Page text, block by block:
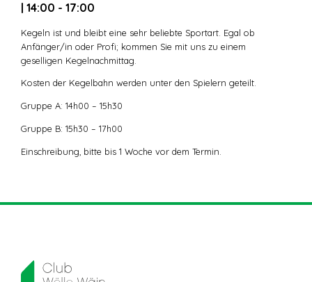
| 14:00 - 17:00
Kegeln ist und bleibt eine sehr beliebte Sportart. Egal ob
Anfänger/in oder Profi; kommen Sie mit uns zu einem
geselligen Kegelnachmittag.
Kosten der Kegelbahn werden unter den Spielern geteilt.
Gruppe A: 14h00 – 15h30
Gruppe B: 15h30 – 17h00
Einschreibung, bitte bis 1 Woche vor dem Termin.